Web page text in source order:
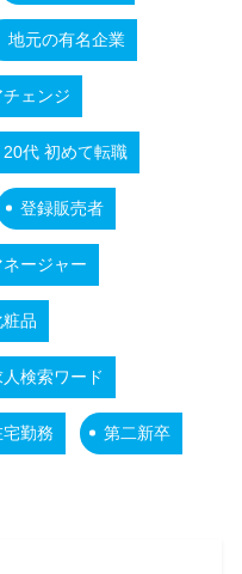
地元の有名企業
ェンジ
20代 初めて転職
登録販売者
ージャー
粧品
検索ワード
勤務 第二新卒